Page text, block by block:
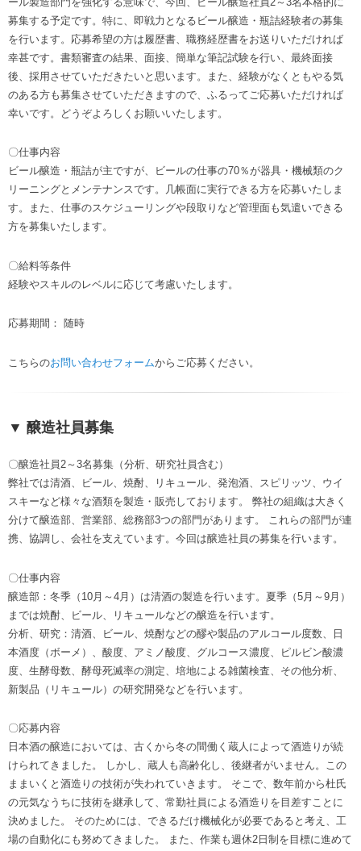
募集する予定です。特に、即戦力となるビール醸造・瓶詰経験者の募集
を行います。応募希望の方は履歴書、職務経歴書をお送りいただければ
幸甚です。書類審査の結果、面接、簡単な筆記試験を行い、最終面接
後、採用させていただきたいと思います。また、経験がなくともやる気
のある方も募集させていただきますので、ふるってご応募いただければ
幸いです。どうぞよろしくお願いいたします。
〇仕事内容
ビール醸造・瓶詰が主ですが、ビールの仕事の70％が器具・機械類のク
リーニングとメンテナンスです。几帳面に実行できる方を応募いたしま
す。また、仕事のスケジューリングや段取りなど管理面も気遣いできる
方を募集いたします。
〇給料等条件
経験やスキルのレベルに応じて考慮いたします。
応募期間： 随時
こちらのお問い合わせフォームからご応募ください。
▼ 醸造社員募集
〇醸造社員2～3名募集（分析、研究社員含む）
弊社では清酒、ビール、焼酎、リキュール、発泡酒、スピリッツ、ウイ
スキーなど様々な酒類を製造・販売しております。 弊社の組織は大きく
分けて醸造部、営業部、総務部3つの部門があります。 これらの部門が連
携、協調し、会社を支えています。今回は醸造社員の募集を行います。
〇仕事内容
醸造部：冬季（10月～4月）は清酒の製造を行います。夏季（5月～9月）
までは焼酎、ビール、リキュールなどの醸造を行います。
分析、研究：清酒、ビール、焼酎などの醪や製品のアルコール度数、日
本酒度（ボーメ）、酸度、アミノ酸度、グルコース濃度、ピルビン酸濃
度、生酵母数、酵母死滅率の測定、培地による雑菌検査、その他分析、
新製品（リキュール）の研究開発などを行います。
〇応募内容
日本酒の醸造においては、古くから冬の間働く蔵人によって酒造りが続
けられてきました。 しかし、蔵人も高齢化し、後継者がいません。この
ままいくと酒造りの技術が失われていきます。 そこで、数年前から杜氏
の元気なうちに技術を継承して、常勤社員による酒造りを目差すことに
決めました。 そのためには、できるだけ機械化が必要であると考え、工
場の自動化にも努めてきました。 また、作業も週休2日制を目標に進めて